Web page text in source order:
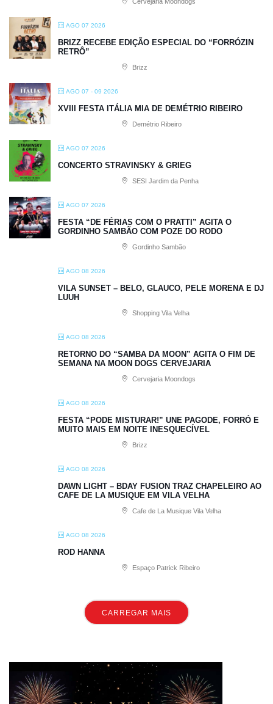
AGO 07 2026
BRIZZ RECEBE EDIÇÃO ESPECIAL DO “FORRÓZIN
RETRÔ”
Brizz
AGO 07 - 09 2026
XVIII FESTA ITÁLIA MIA DE DEMÉTRIO RIBEIRO
Demétrio Ribeiro
AGO 07 2026
CONCERTO STRAVINSKY & GRIEG
SESI Jardim da Penha
AGO 07 2026
FESTA “DE FÉRIAS COM O PRATTI” AGITA O
GORDINHO SAMBÃO COM POZE DO RODO
Gordinho Sambão
AGO 08 2026
VILA SUNSET – BELO, GLAUCO, PELE MORENA E DJ
LUUH
Shopping Vila Velha
AGO 08 2026
RETORNO DO “SAMBA DA MOON” AGITA O FIM DE
SEMANA NA MOON DOGS CERVEJARIA
Cervejaria Moondogs
AGO 08 2026
FESTA “PODE MISTURAR!” UNE PAGODE, FORRÓ E
MUITO MAIS EM NOITE INESQUECÍVEL
Brizz
AGO 08 2026
DAWN LIGHT – BDAY FUSION TRAZ CHAPELEIRO AO
CAFE DE LA MUSIQUE EM VILA VELHA
Cafe de La Musique Vila Velha
AGO 08 2026
ROD HANNA
Espaço Patrick Ribeiro
CARREGAR MAIS